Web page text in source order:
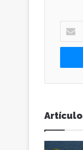
g
e
u
i
r